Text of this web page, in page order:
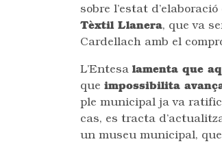
sobre l’estat d’elaboració
Tèxtil Llanera, que va
Cardellach amb el
L’Entesa lamenta que
que impossibilita
ple municipal ja va
cas, es tracta
un museu municipal,